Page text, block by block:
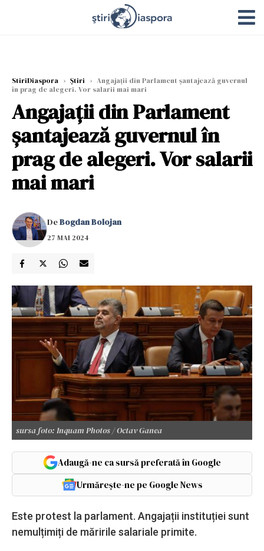
StiriDiaspora › Știri › Angajații din Parlament șantajează guvernul
în prag de alegeri. Vor salarii mai mari
Angajații din Parlament
șantajează guvernul în
prag de alegeri. Vor salarii
mai mari
DeBogdan Bolojan
27 MAI 2024
sursa foto: Inquam Photos / Octav Ganea
Adaugă-ne ca sursă preferată în Google
Urmărește-ne pe Google News
Este protest la parlament. Angajații instituției sunt
nemulțimiți de măririle salariale primite.